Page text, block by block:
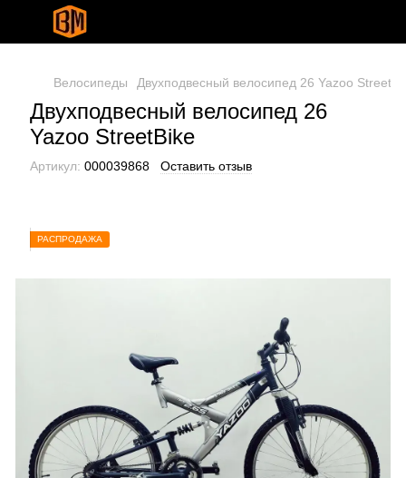
Велосипеды Двухподвесный велосипед 26 Yazoo
Двухподвесный велосипед 26
Yazoo StreetBike
Артикул: 000039868 Оставить отзыв
РАСПРОДАЖА